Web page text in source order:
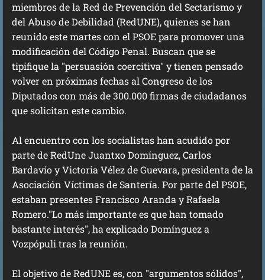
miembros de la Red de Prevención del Sectarismo y
del Abuso de Debilidad (RedUNE), quienes se han
reunido este martes con el PSOE para promover una
modificación del Código Penal. Buscan que se
tipifique la "persuasión coercitiva" y tienen pensado
volver en próximas fechas al Congreso de los
Diputados con más de 300.000 firmas de ciudadanos
que solicitan este cambio.
Al encuentro con los socialistas han acudido por
parte de RedUne Juantxo Domínguez, Carlos
Bardavío y Victoria Vélez de Guevara, presidenta de la
Asociación Víctimas de Santería. Por parte del PSOE,
estaban presentes Francisco Aranda y Rafaela
Romero."Lo más importante es que han tomado
bastante interés", ha explicado Domínguez a
Vozpópuli tras la reunión.
El objetivo de RedUNE es, con "argumentos sólidos",